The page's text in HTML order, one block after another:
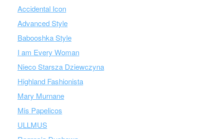
Accidental Icon
Advanced Style
Babooshka Style
I am Every Woman
Nieco Starsza Dziewczyna
Highland Fashionista
Mary Murnane
Mis Papelicos
ULLMUS